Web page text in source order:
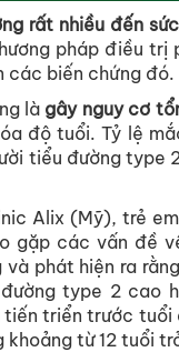
rất nhiều đến sức
pháp điều trị
các biến chứng đó.
là gây nguy cơ
độ tuổi.Tỷ lệ
tiểu đườngtype
Alix (Mỹ), trẻ em
gặp các vấn đề
và phát hiện ra rằng
đường type 2 cao
tiến triển trước tuổi
khoảng từ12 tuổi